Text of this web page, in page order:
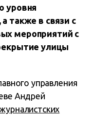
уровня
также в связи с
мероприятий с
улицы
управления
Андрей